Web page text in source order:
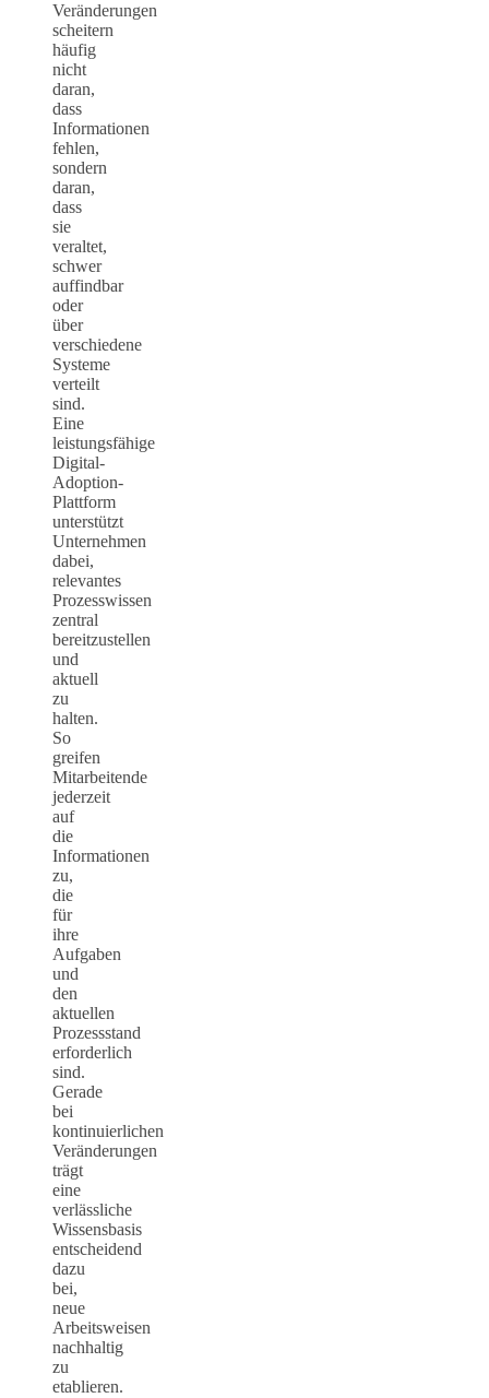
Veränderungen
scheitern
häufig
nicht
daran,
dass
Informationen
fehlen,
sondern
daran,
dass
sie
veraltet,
schwer
auffindbar
oder
über
verschiedene
Systeme
verteilt
sind.
Eine
leistungsfähige
Digital-
Adoption-
Plattform
unterstützt
Unternehmen
dabei,
relevantes
Prozesswissen
zentral
bereitzustellen
und
aktuell
zu
halten.
So
greifen
Mitarbeitende
jederzeit
auf
die
Informationen
zu,
die
für
ihre
Aufgaben
und
den
aktuellen
Prozessstand
erforderlich
sind.
Gerade
bei
kontinuierlichen
Veränderungen
trägt
eine
verlässliche
Wissensbasis
entscheidend
dazu
bei,
neue
Arbeitsweisen
nachhaltig
zu
etablieren.